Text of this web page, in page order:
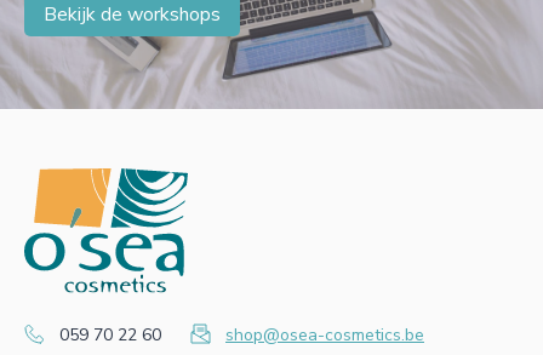
Bekijk de workshops
059 70 22 60
shop@osea-cosmetics.be